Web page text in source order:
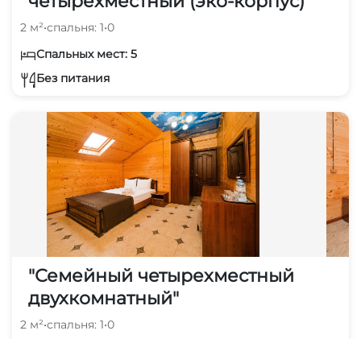
2 м²•спальня: 1•0
Спальных мест: 5
Без питания
"Семейный четырехместный
двухкомнатный"
2 м²•спальня: 1•0